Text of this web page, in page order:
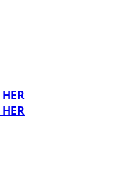
HER
HER